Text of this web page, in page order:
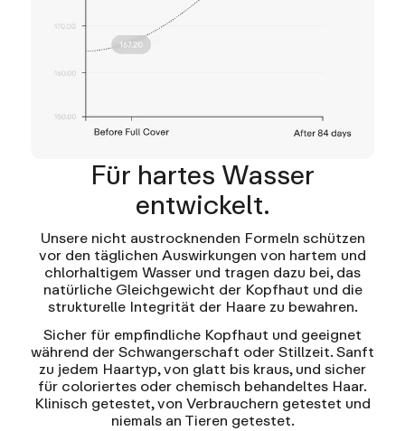
Für hartes Wasser
entwickelt.
Unsere nicht austrocknenden Formeln schützen
vor den täglichen Auswirkungen von hartem und
chlorhaltigem Wasser und tragen dazu bei, das
natürliche Gleichgewicht der Kopfhaut und die
strukturelle Integrität der Haare zu bewahren.
Sicher für empfindliche Kopfhaut und geeignet
während der Schwangerschaft oder Stillzeit. Sanft
zu jedem Haartyp, von glatt bis kraus, und sicher
für coloriertes oder chemisch behandeltes Haar.
Klinisch getestet, von Verbrauchern getestet und
niemals an Tieren getestet.